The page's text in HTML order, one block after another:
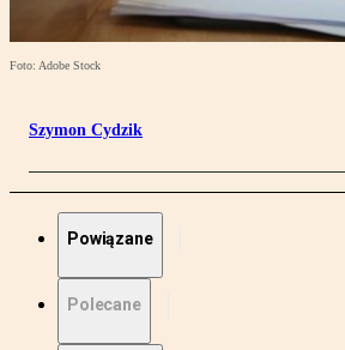
Foto: Adobe Stock
Szymon Cydzik
Powiązane
Polecane